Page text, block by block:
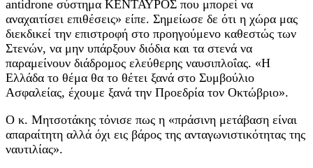
antidrone σύστημα ΚΕΝΤΑΥΡΟΣ που μπορεί να
αναχαιτίσει επιθέσεις» είπε. Σημείωσε δε ότι η χώρα μας
διεκδικεί την επιστροφή στο προηγούμενο καθεστώς των
Στενών, να μην υπάρξουν διόδια και τα στενά να
παραμείνουν διάδρομος ελεύθερης ναυσιπλοΐας. «Η
Ελλάδα το θέμα θα το θέτει ξανά στο Συμβούλιο
Ασφαλείας, έχουμε ξανά την Προεδρία τον Οκτώβριο».
Ο κ. Μητσοτάκης τόνισε πως η «πράσινη μετάβαση είναι
απαραίτητη αλλά όχι εις βάρος της ανταγωνιστικότητας της
ναυτιλίας».